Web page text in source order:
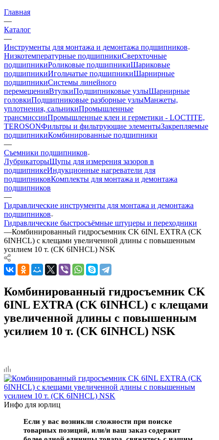
Главная
—
Каталог
—
Инструменты для монтажа и демонтажа подшипников
Низкотемпературные подшипникиСверхточные
подшипникиРоликовые подшипникиШариковые
подшипникиИгольчатые подшипникиШарнирные
подшипникиСистемы линейного
перемещенияВтулкиПодшипниковые узлыШарнирные
головкиПодшипниковые разборные узлыМанжеты,
уплотнения, сальникиПромышленные
трансмиссииПромышленные клеи и герметики - LOCTITE,
TEROSONФильтры и фильтрующие элементыЗакрепляемые
подшипникиКомбинированные подшипники
—
Съемники подшипников
ЛубрикаторыЩупы для измерения зазоров в
подшипникеИндукционные нагреватели для
подшипниковКомплекты для монтажа и демонтажа
подшипников
—
Гидравлические инструменты для монтажа и демонтажа
подшипников
Гидравлические быстросъёмные штуцеры и переходники
—Комбинированный гидросъемник CK 6INL EXTRA (CK
6INHCL) с клещами увеличенной длины с повышенным
усилием 10 т. (CK 6INHCL) NSK
Комбинированный гидросъемник CK
6INL EXTRA (CK 6INHCL) с клещами
увеличенной длины с повышенным
усилием 10 т. (CK 6INHCL) NSK
Инфо для юрлиц
Если у вас возникли сложности при поиске
товарных позиций, или/и ваш заказ содержит